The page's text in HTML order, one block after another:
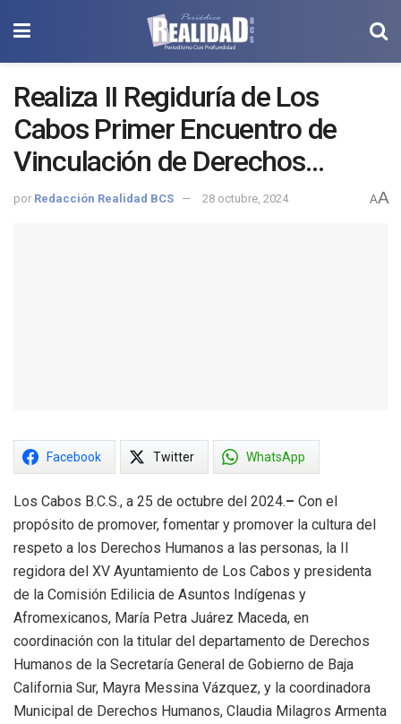
Realiza II Regiduría de Los
Cabos Primer Encuentro de
Vinculación de Derechos
Humanos con enfoque en la
por Redacción Realidad BCS 28 octubre, 2024 AA
Facebook Twitter WhatsApp
Los Cabos B.C.S., a 25 de octubre del 2024.– Con el
propósito de promover, fomentar y promover la cultura del
respeto a los Derechos Humanos a las personas, la II
regidora del XV Ayuntamiento de Los Cabos y presidenta
de la Comisión Edilicia de Asuntos Indígenas y
Afromexicanos, María Petra Juárez Maceda, en
coordinación con la titular del departamento de Derechos
Humanos de la Secretaría General de Gobierno de Baja
California Sur, Mayra Messina Vázquez, y la coordinadora
Municipal de Derechos Humanos, Claudia Milagros Armenta